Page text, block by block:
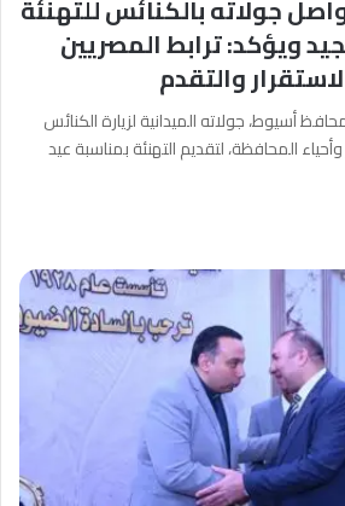
جولاته بالكنائس للتهنئة
ويؤكد: ترابط المصريين
والتقدم
أسيوط، جولاته الميدانية لزيارة الكنائس
المحافظة، لتقديم التهنئة بمناسبة عيد